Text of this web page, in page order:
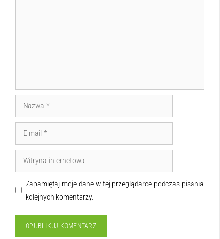
Zapamiętaj moje dane w tej przeglądarce podczas pisania
kolejnych komentarzy.